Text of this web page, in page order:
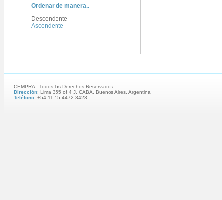
Ordenar de manera..
Descendente
Ascendente
CEMPRA - Todos los Derechos Reservados
Dirección: Lima 355 of 4 J, CABA, Buenos Aires, Argentina
Teléfono: +54 11 15 4472 3423